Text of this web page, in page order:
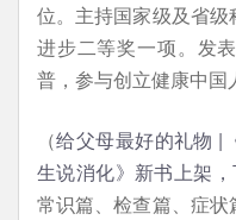
位。主持国家级及省
进步二等奖一项。发
普，参与创立健康中国
（给父母最好的礼物
生说消化》新书上架
常识篇、检查篇、症状